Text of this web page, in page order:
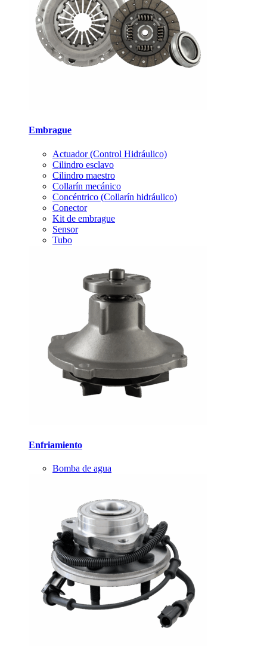
Embrague
Actuador (Control Hidráulico)
Cilindro esclavo
Cilindro maestro
Collarín mecánico
Concéntrico (Collarín hidráulico)
Conector
Kit de embrague
Sensor
Tubo
Enfriamiento
Bomba de agua